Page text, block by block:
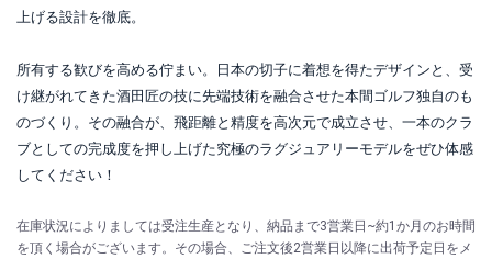
上げる設計を徹底。
所有する歓びを高める佇まい。日本の切子に着想を得たデザインと、受
け継がれてきた酒田匠の技に先端技術を融合させた本間ゴルフ独自のも
のづくり。その融合が、飛距離と精度を高次元で成立させ、一本のクラ
ブとしての完成度を押し上げた究極のラグジュアリーモデルをぜひ体感
してください！
在庫状況によりましては受注生産となり、納品まで3営業日~約1か月のお時間
を頂く場合がございます。その場合、ご注文後2営業日以降に出荷予定日をメ